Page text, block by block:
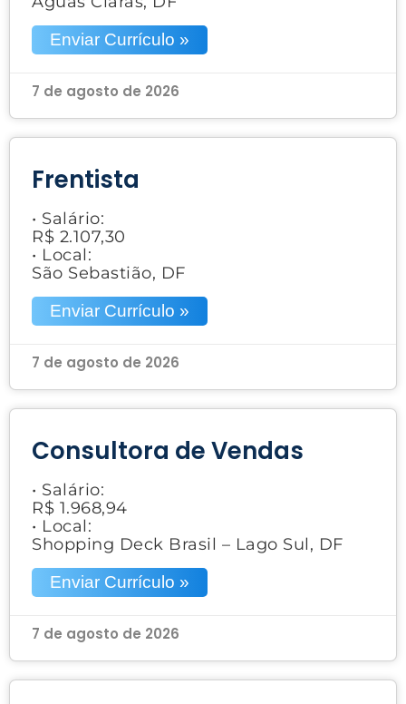
Enviar Currículo »
7 de agosto de 2026
Frentista
• Salário:
R$ 2.107,30
• Local:
São Sebastião, DF
Enviar Currículo »
7 de agosto de 2026
Consultora de Vendas
• Salário:
R$ 1.968,94
• Local:
Shopping Deck Brasil – Lago Sul, DF
Enviar Currículo »
7 de agosto de 2026